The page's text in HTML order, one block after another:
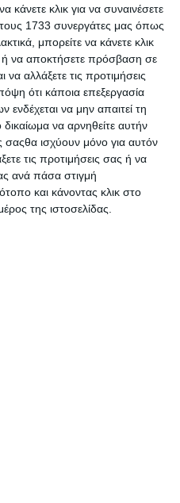
κλικ για να συναινέσετε
1733 συνεργάτες μας όπως
μπορείτε να κάνετε κλικ
ή να αποκτήσετε πρόσβαση σε
αλλάξετε τις προτιμήσεις
ότι κάποια επεξεργασία
να μην απαιτεί τη
να αρνηθείτε αυτήν
σαςθα ισχύουν μόνο για αυτόν
τις προτιμήσεις σας ή να
ανά πάσα στιγμή
και κάνοντας κλικ στο
της ιστοσελίδας.